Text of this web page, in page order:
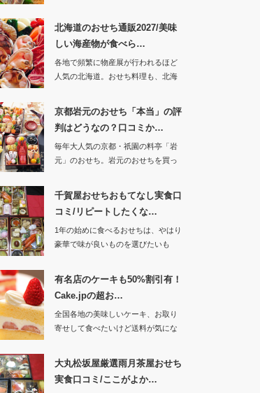
北海道のおせち通販2027/美味
しい海産物が食べら…
各地で頻繁に物産展が行われるほど
人気の北海道。おせち料理も、北海
京都岩元のおせち「本当」の評
判はどうなの？口コミか…
毎年大人気の京都・祇園の料亭「岩
元」のおせち。岩元のおせちを買っ
千賀屋おせちおもてなし実食口
コミ/リピートしたくな…
1年の始めに食べるおせちは、やはり
豪華で味が良いものを選びたいも
有名店のケーキも50%割引有！
Cake.jpの超お…
全国各地の美味しいケーキ、お取り
寄せして食べたいけど送料が気にな
大丸松坂屋厳選雨月茶屋おせち
実食口コミ/ここがよか…